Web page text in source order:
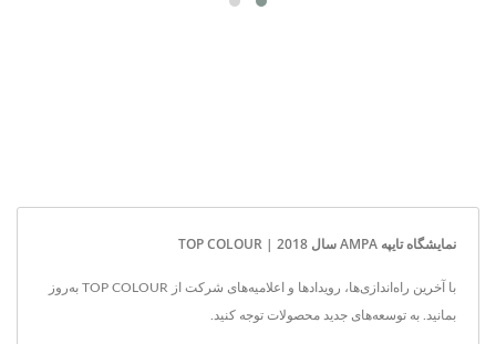
نمایشگاه تایپه AMPA سال 2018 | TOP COLOUR
با آخرین راه‌اندازی‌ها، رویدادها و اعلامیه‌های شرکت از TOP COLOUR به‌روز
بمانید. به توسعه‌های جدید محصولات توجه کنید.